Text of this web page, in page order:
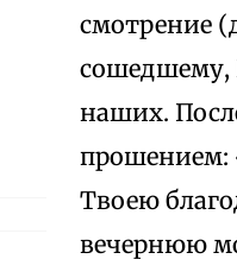
смотрение
сошедшему,
наших.
прошением:
Твоею
вечернюю